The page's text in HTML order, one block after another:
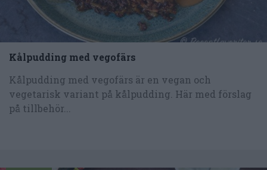
Kålpudding med vegofärs
Kålpudding med vegofärs är en vegan och
vegetarisk variant på kålpudding. Här med förslag
på tillbehör...